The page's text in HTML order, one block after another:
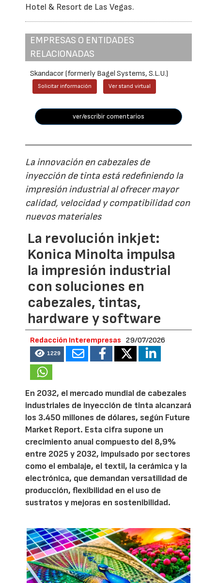
Hotel & Resort de Las Vegas.
EMPRESAS O ENTIDADES
RELACIONADAS
Skandacor (formerly Bagel Systems, S.L.U.)
Solicitar información Ver stand virtual
ver/escribir comentarios
La innovación en cabezales de
inyección de tinta está redefiniendo la
impresión industrial al ofrecer mayor
calidad, velocidad y compatibilidad con
nuevos materiales
La revolución inkjet:
Konica Minolta impulsa
la impresión industrial
con soluciones en
cabezales, tintas,
hardware y software
Redacción Interempresas 29/07/2026
1229
En 2032, el mercado mundial de cabezales
industriales de inyección de tinta alcanzará
los 3.450 millones de dólares, según Future
Market Report. Esta cifra supone un
crecimiento anual compuesto del 8,9%
entre 2025 y 2032, impulsado por sectores
como el embalaje, el textil, la cerámica y la
electrónica, que demandan versatilidad de
producción, flexibilidad en el uso de
sustratos y mejoras en sostenibilidad.